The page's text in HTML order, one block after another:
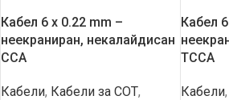
Кабел 6 x 0.22 mm –
неекраниран, некалайдисан
CCA
Кабели, Кабели за СОТ,
Кабел
TCCA
Кабели,